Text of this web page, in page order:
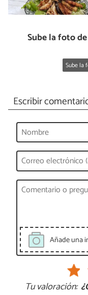
Sube la foto
Sube la
Escribir
Añade una
Tu valoración: